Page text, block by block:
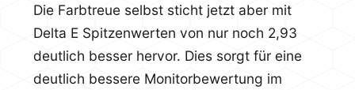
Die Farbtreue selbst sticht jetzt aber mit
Delta E Spitzenwerten von nur noch 2,93
deutlich besser hervor. Dies sorgt für eine
deutlich bessere Monitorbewertung im